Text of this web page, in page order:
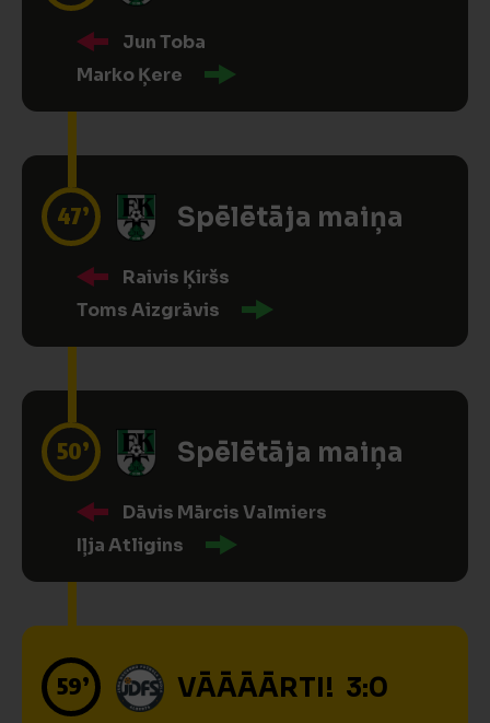
Jun Toba
Marko Ķere
47’ Spēlētāja maiņa
Raivis Ķiršs
Toms Aizgrāvis
50’ Spēlētāja maiņa
Dāvis Mārcis Valmiers
Iļja Atligins
59’ VĀĀĀĀRTI! 3:0